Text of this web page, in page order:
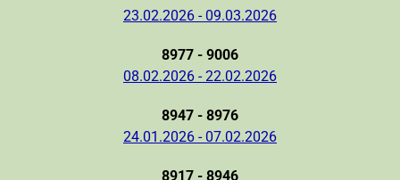
23.02.2026 - 09.03.2026
8977 - 9006
08.02.2026 - 22.02.2026
8947 - 8976
24.01.2026 - 07.02.2026
8917 - 8946